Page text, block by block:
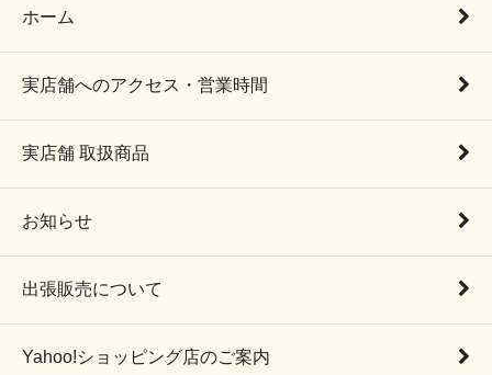
ホーム
実店舗へのアクセス・営業時間
実店舗 取扱商品
お知らせ
出張販売について
Yahoo!ショッピング店のご案内